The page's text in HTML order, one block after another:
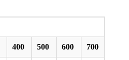
400 500 600 700